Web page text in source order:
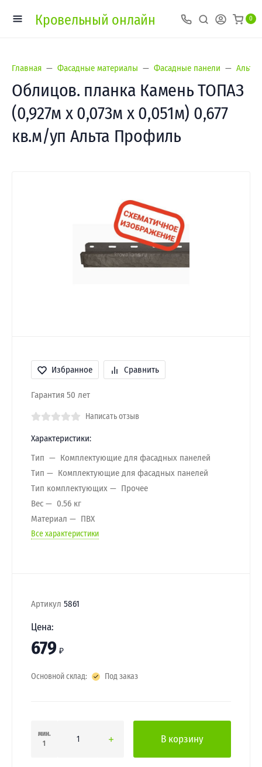
Кровельный онлайн 0
Главная Фасадные материалы Фасадные панели
Облицов. планка Камень ТОПАЗ
(0,927м х 0,073м х 0,051м) 0,677
кв.м/уп Альта Профиль
Избранное Сравнить
Гарантия 50 лет
Написать отзыв
Характеристики:
Тип
Комплектующие для фасадных панелей
Тип
Комплектующие для фасадных панелей
Тип комплектующих
Прочее
Вес
0.56 кг
Материал
ПВХ
Все характеристики
Артикул 5861
Цена:
679 ₽
Основной склад: Под заказ
мин.
1
В корзину